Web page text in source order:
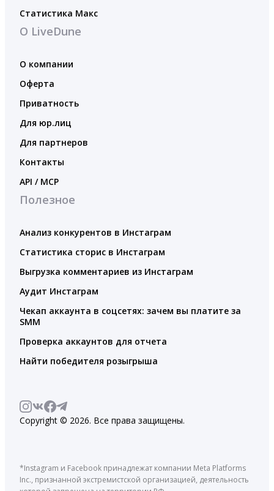
Статистика Макс
О LiveDune
О компании
Оферта
Приватность
Для юр.лиц
Для партнеров
Контакты
API / MCP
Полезное
Анализ конкурентов в Инстаграм
Статистика сторис в Инстаграм
Выгрузка комментариев из Инстаграм
Аудит Инстаграм
Чекап аккаунта в соцсетях: зачем вы платите за
SMM
Проверка аккаунтов для отчета
Найти победителя розыгрыша
Copyright © 2026. Все права защищены.
*Instagram и Facebook принадлежат компании Meta Platforms
Inc., признанной экстремистской организацией, деятельность